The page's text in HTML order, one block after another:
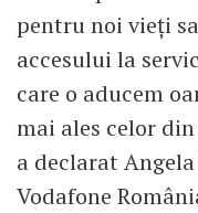
pentru noi vieți
accesului la
care o aducem
mai ales celor
a declarat
Vodafone